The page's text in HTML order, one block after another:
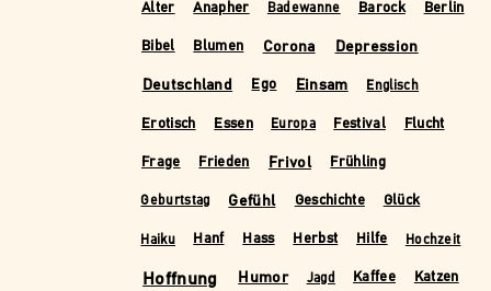
Alter Anapher Badewanne Barock Berlin
Bibel Blumen Corona Depression
Deutschland Ego Einsam Englisch
Erotisch Essen Europa Festival Flucht
Frage Frieden Frivol Frühling
Geburtstag Gefühl Geschichte Glück
Haiku Hanf Hass Herbst Hilfe Hochzeit
Hoffnung Humor Jagd Kaffee Katzen